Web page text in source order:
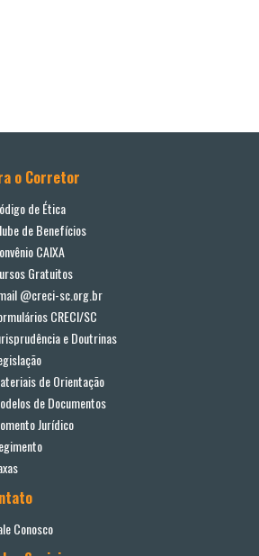
o Corretor
de Ética
de Benefícios
CAIXA
Gratuitos
@creci-sc.org.br
CRECI/SC
e Doutrinas
de Orientação
de Documentos
Jurídico
Conosco